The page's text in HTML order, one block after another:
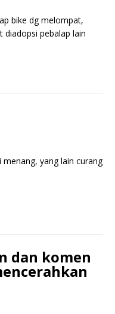
bike dg melompat,
diadopsi pebalap lain
yang lain curang
dan komen